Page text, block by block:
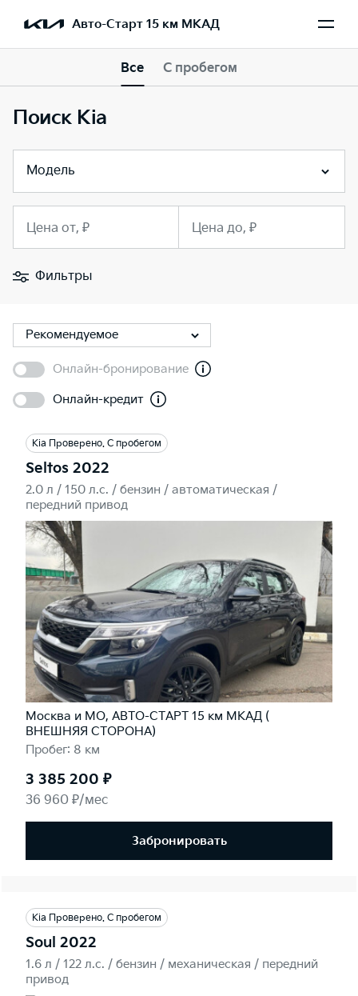
Авто-Старт 15 км МКАД
Все С пробегом
Поиск Kia
Модель
Цена от, ₽ Цена до, ₽
Фильтры
Рекомендуемое
Онлайн-бронирование
Онлайн-кредит
Kia Проверено. С пробегом
Seltos 2022
2.0 л / 150 л.c. / бензин / автоматическая /
передний привод
Москва и МО, АВТО-СТАРТ 15 км МКАД (
ВНЕШНЯЯ СТОРОНА)
Пробег: 8 км
3 385 200 ₽
36 960 ₽/мес
Забронировать
Kia Проверено. С пробегом
Soul 2022
1.6 л / 122 л.c. / бензин / механическая / передний
привод